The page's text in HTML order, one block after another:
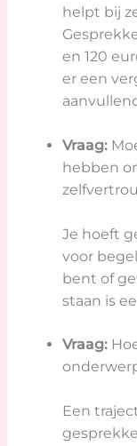
helpt bij
en 120
er een
Vraag:
hebben
Je hoeft
voor
bent of
staan is
Vraag:
Een